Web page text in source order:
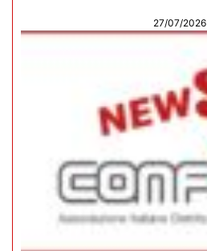
27/07/2026